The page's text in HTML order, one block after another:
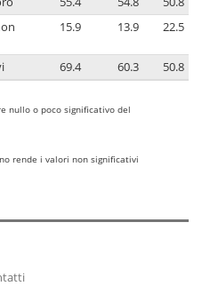
15.9 13.9 22.5
69.4 60.3 50.8
nullo o poco significativo del
rende i valori non significativi